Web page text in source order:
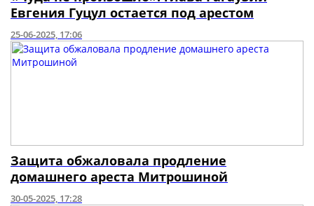
Евгения Гуцул остается под арестом
25-06-2025, 17:06
Защита обжаловала продление
домашнего ареста Митрошиной
30-05-2025, 17:28